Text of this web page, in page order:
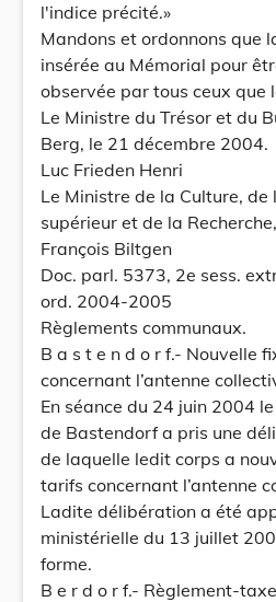
l'indice précité.»
Mandons et ordonnons que
insérée au Mémorial pour
observée par tous ceux que
Le Ministre du Trésor et du
Berg, le 21 décembre 2004.
Luc Frieden Henri
Le Ministre de la Culture, de
supérieur et de la Recherche,
François Biltgen
Doc. parl. 5373, 2e sess.
ord. 2004-2005
Règlements communaux.
B a s t e n d o r f.- Nouvelle
concernant l’antenne
En séance du 24 juin 2004
de Bastendorf a pris une
de laquelle ledit corps a
tarifs concernant l’antenne
Ladite délibération a été
ministérielle du 13 juillet
forme.
B e r d o r f.- Règlement-